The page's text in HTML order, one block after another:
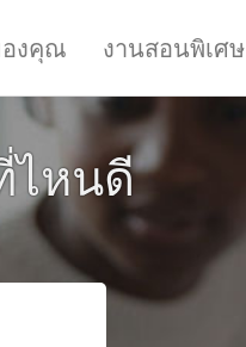
งคุณ งานสอนพิเศษ
ไหนดี